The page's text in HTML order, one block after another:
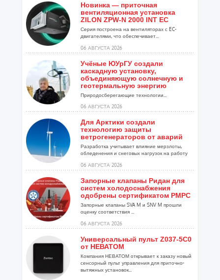
Новинка — приточная
вентиляционная установка
ZILON ZPW-N 2000 INT EC
Серия построена на вентиляторах с EC-
двигателями, что обеспечивает...
06 АВГУСТА 2026
Учёные ЮУрГУ создали
каскадную установку,
объединяющую солнечную и
геотермальную энергию
Природосберегающие технологии...
06 АВГУСТА 2026
Для Арктики создали
технологию защиты
ветрогенераторов от аварий
Разработка учитывает влияние мерзлоты,
обледенения и снеговых нагрузок на работу
06 АВГУСТА 2026
Запорные клапаны Ридан для
систем холодоснабжения
одобрены сертификатом РМРС
Запорные клапаны SVA M и SNV M прошли
оценку соответствия ...
06 АВГУСТА 2026
Универсальный пульт Z037-5C0
от НЕВАТОМ
Компания НЕВАТОМ открывает к заказу новый
сенсорный пульт управления для приточно-
вытяжных установок...